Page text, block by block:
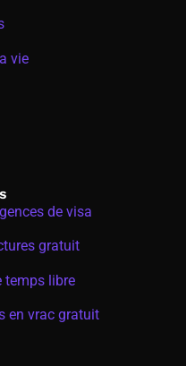
vie
de visa
gratuit
temps libre
en vrac gratuit